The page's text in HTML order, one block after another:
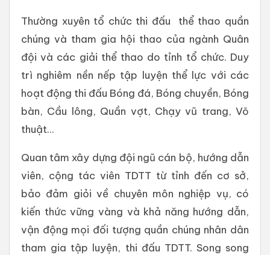
Thường xuyên tổ chức thi đấu thể thao quần
chúng và tham gia hội thao của ngành Quân
đội và các giải thể thao do tỉnh tổ chức. Duy
trì nghiêm nền nếp tập luyện thể lực với các
hoạt động thi đấu Bóng đá, Bóng chuyền, Bóng
bàn, Cầu lông, Quần vợt, Chạy vũ trang, Võ
thuật...
Quan tâm xây dựng đội ngũ cán bộ, hướng dẫn
viên, cộng tác viên TDTT từ tỉnh đến cơ sở,
bảo đảm giỏi về chuyên môn nghiệp vụ, có
kiến thức vững vàng và khả năng hướng dẫn,
vận động mọi đối tượng quần chúng nhân dân
tham gia tập luyện, thi đấu TDTT. Song song